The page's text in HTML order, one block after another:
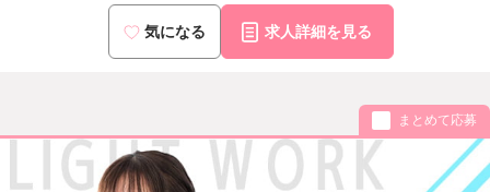
気になる 求人詳細を見る
まとめて応募